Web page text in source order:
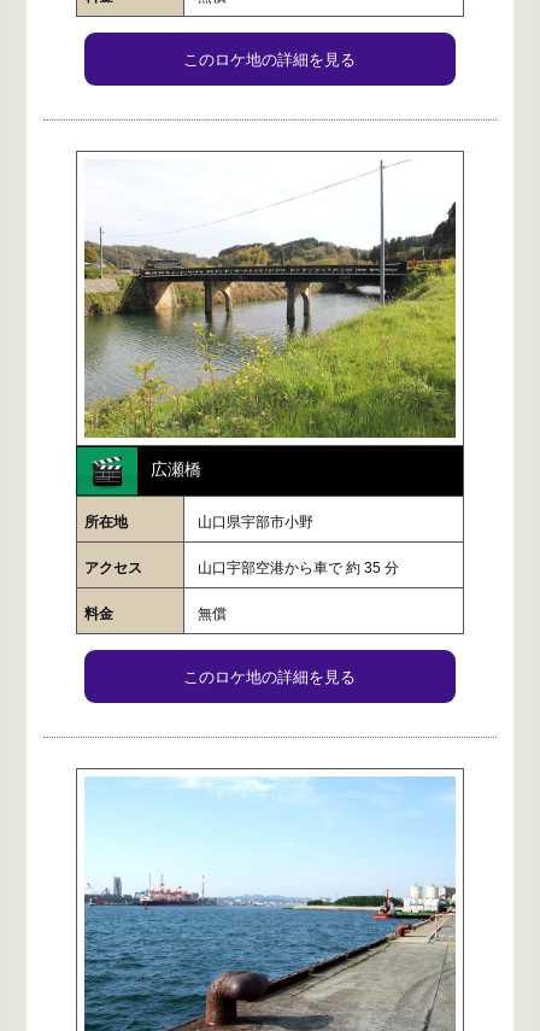
このロケ地の詳細を見る
広瀬橋
所在地 山口県宇部市小野
アクセス 山口宇部空港から車で 約 35 分
料金 無償
このロケ地の詳細を見る